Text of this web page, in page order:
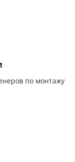
по монтажу